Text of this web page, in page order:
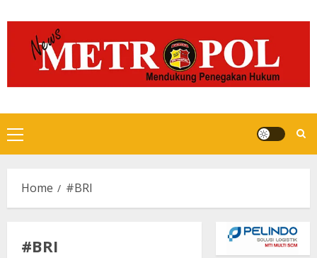
to
content
Primary
Menu
Home #BRI
#BRI